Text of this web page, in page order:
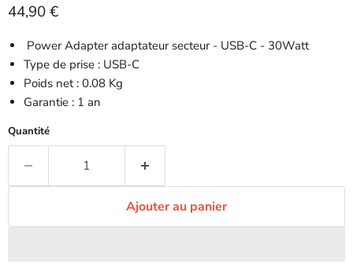
Prix actuel
44,90 €
Power Adapter adaptateur secteur - USB-C - 30Watt
Type de prise : USB-C
Poids net : 0.08 Kg
Garantie : 1 an
Quantité
Ajouter au panier